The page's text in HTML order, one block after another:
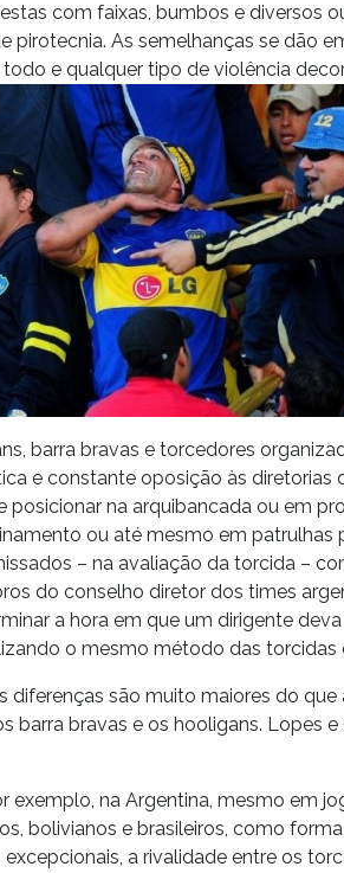
com faixas, bumbos e diversos
pirotecnia. As semelhanças se dão
e qualquer tipo de violência
barra bravas e torcedores
e constante oposição às diretorias
posicionar na arquibancada ou em
ou até mesmo em patrulhas
– na avaliação da torcida –
do conselho diretor dos times
a hora em que um dirigente
o mesmo método das torcidas
diferenças são muito maiores do
barra bravas e os hooligans. Lopes
exemplo, na Argentina, mesmo em
bolivianos e brasileiros, como
excepcionais, a rivalidade entre os